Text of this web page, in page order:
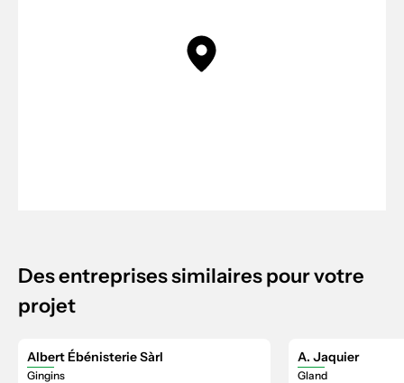
Des entreprises similaires pour votre
projet
Albert Ébénisterie Sàrl
Gingins
A. Jaquier
Gland